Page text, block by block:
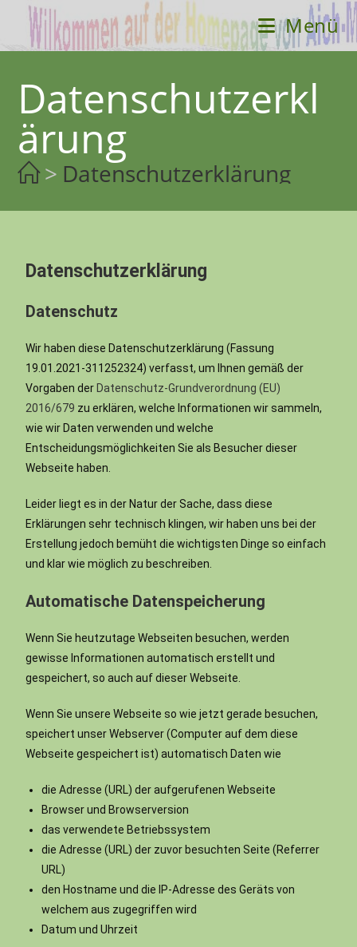
Menü
Datenschutzerkl
ärung
> Datenschutzerklärung
Datenschutzerklärung
Datenschutz
Wir haben diese Datenschutzerklärung (Fassung
19.01.2021-311252324) verfasst, um Ihnen gemäß der
Vorgaben der Datenschutz-Grundverordnung (EU)
2016/679 zu erklären, welche Informationen wir sammeln,
wie wir Daten verwenden und welche
Entscheidungsmöglichkeiten Sie als Besucher dieser
Webseite haben.
Leider liegt es in der Natur der Sache, dass diese
Erklärungen sehr technisch klingen, wir haben uns bei der
Erstellung jedoch bemüht die wichtigsten Dinge so einfach
und klar wie möglich zu beschreiben.
Automatische Datenspeicherung
Wenn Sie heutzutage Webseiten besuchen, werden
gewisse Informationen automatisch erstellt und
gespeichert, so auch auf dieser Webseite.
Wenn Sie unsere Webseite so wie jetzt gerade besuchen,
speichert unser Webserver (Computer auf dem diese
Webseite gespeichert ist) automatisch Daten wie
die Adresse (URL) der aufgerufenen Webseite
Browser und Browserversion
das verwendete Betriebssystem
die Adresse (URL) der zuvor besuchten Seite (Referrer
URL)
den Hostname und die IP-Adresse des Geräts von
welchem aus zugegriffen wird
Datum und Uhrzeit